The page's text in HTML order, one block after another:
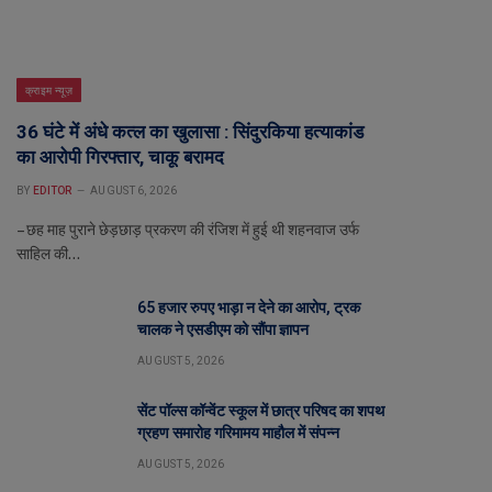
क्राइम न्यूज़
36 घंटे में अंधे कत्ल का खुलासा : सिंदुरकिया हत्याकांड
का आरोपी गिरफ्तार, चाकू बरामद
BY EDITOR AUGUST 6, 2026
– छह माह पुराने छेड़छाड़ प्रकरण की रंजिश में हुई थी शहनवाज उर्फ
साहिल की…
65 हजार रुपए भाड़ा न देने का आरोप, ट्रक
चालक ने एसडीएम को सौंपा ज्ञापन
AUGUST 5, 2026
सेंट पॉल्स कॉन्वेंट स्कूल में छात्र परिषद का शपथ
ग्रहण समारोह गरिमामय माहौल में संपन्न
AUGUST 5, 2026